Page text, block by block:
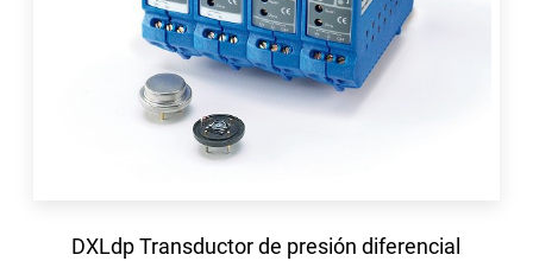
DXLdp Transductor de presión diferencial